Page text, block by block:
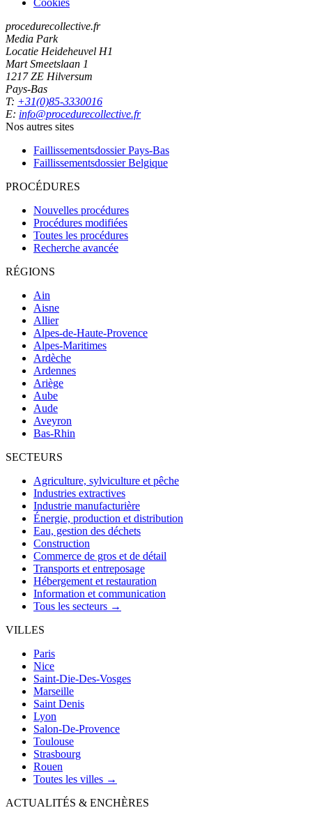
procedurecollective.fr
Media Park
Locatie Heideheuvel H1
Mart Smeetslaan 1
1217 ZE Hilversum
Pays-Bas
T: +31(0)85-3330016
E: info@procedurecollective.fr
Nos autres sites
Faillissementsdossier Pays-Bas
Faillissementsdossier Belgique
PROCÉDURES
Nouvelles procédures
Procédures modifiées
Toutes les procédures
Recherche avancée
RÉGIONS
Ain
Aisne
Allier
Alpes-de-Haute-Provence
Alpes-Maritimes
Ardèche
Ardennes
Ariège
Aube
Aude
Aveyron
Bas-Rhin
SECTEURS
Agriculture, sylviculture et pêche
Industries extractives
Industrie manufacturière
Énergie, production et distribution
Eau, gestion des déchets
Construction
Commerce de gros et de détail
Transports et entreposage
Hébergement et restauration
Information et communication
Tous les secteurs →
VILLES
Paris
Nice
Saint-Die-Des-Vosges
Marseille
Saint Denis
Lyon
Salon-De-Provence
Toulouse
Strasbourg
Rouen
Toutes les villes →
ACTUALITÉS & ENCHÈRES